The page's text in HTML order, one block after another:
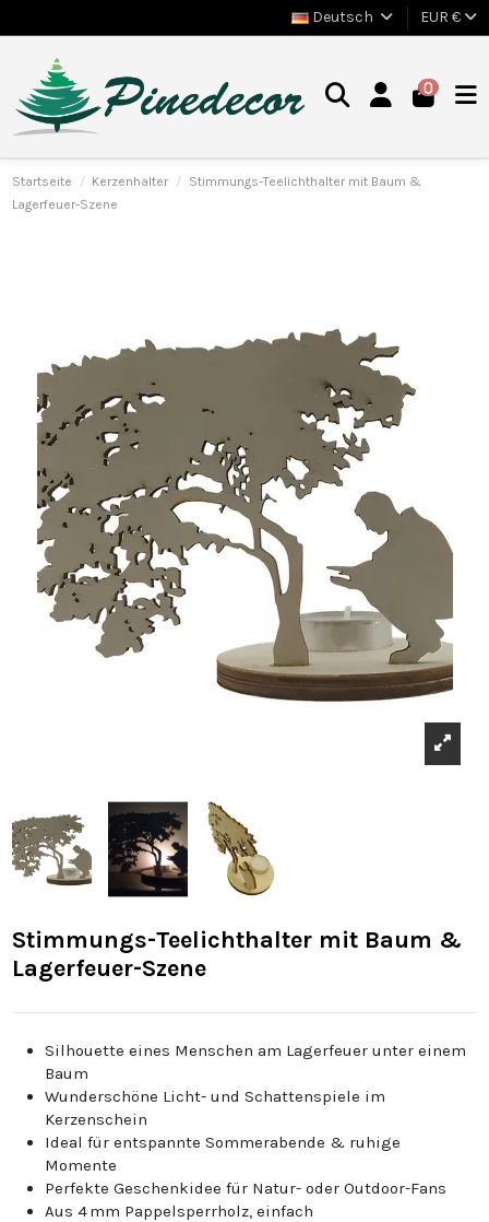
Deutsch EUR €
0
Startseite Kerzenhalter
Stimmungs-Teelichthalter mit Baum &
Lagerfeuer-Szene
Stimmungs-Teelichthalter mit Baum &
Lagerfeuer-Szene
Silhouette eines Menschen am Lagerfeuer unter einem
Baum
Wunderschöne Licht- und Schattenspiele im
Kerzenschein
Ideal für entspannte Sommerabende & ruhige
Momente
Perfekte Geschenkidee für Natur- oder Outdoor-Fans
Aus 4 mm Pappelsperrholz, einfach